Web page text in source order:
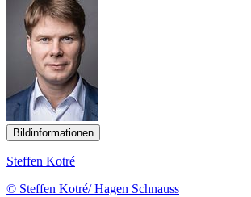
Bildinformationen
Steffen Kotré
© Steffen Kotré/ Hagen Schnauss